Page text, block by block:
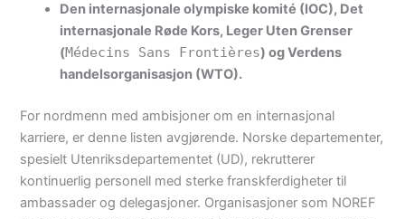
Den internasjonale olympiske komité (IOC), Det
internasjonale Røde Kors, Leger Uten Grenser
(Médecins Sans Frontières) og Verdens
handelsorganisasjon (WTO).
For nordmenn med ambisjoner om en internasjonal
karriere, er denne listen avgjørende. Norske departementer,
spesielt Utenriksdepartementet (UD), rekrutterer
kontinuerlig personell med sterke franskferdigheter til
ambassader og delegasjoner. Organisasjoner som NOREF